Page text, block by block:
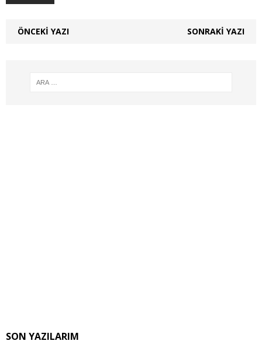
ÖNCEKI YAZI SONRAKI YAZI
SON YAZILARIM